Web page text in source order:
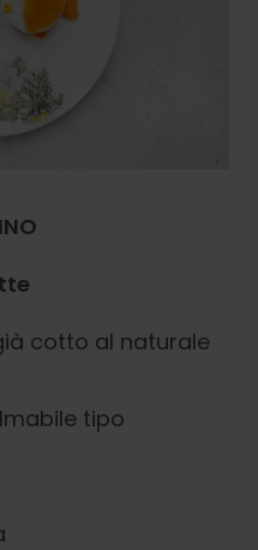
cotto al naturale
tipo